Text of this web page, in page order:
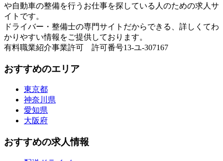
や自動車の整備を行うお仕事を探している人のための求人サ
イトです。
ドライバー・整備士の専門サイトだからできる、詳しくてわ
かりやすい情報をご提供しております。
有料職業紹介事業許可 許可番号13-ユ-307167
おすすめのエリア
東京都
神奈川県
愛知県
大阪府
おすすめの求人情報